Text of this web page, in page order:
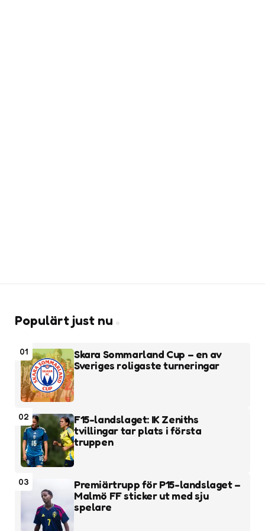
Populärt just nu
01
Skara Sommarland Cup – en av
Sveriges roligaste turneringar
02
F15-landslaget: IK Zeniths
tvillingar tar plats i första
truppen
03
Premiärtrupp för P15-landslaget –
Malmö FF sticker ut med sju
spelare